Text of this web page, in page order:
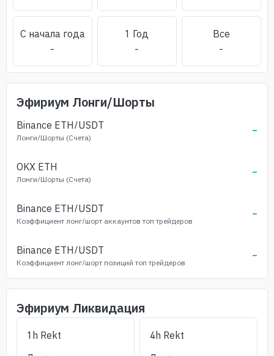
С начала года
-
1 Год
-
Все
-
Эфириум Лонги/Шорты
Binance ETH/USDT
Лонги/Шорты (Счета) -
OKX ETH
Лонги/Шорты (Счета) -
Binance ETH/USDT
Коэффициент лонг/шорт аккаунтов топ трейдеров -
Binance ETH/USDT
Коэффициент лонг/шорт позиций топ трейдеров -
Эфириум Ликвидация
1h Rekt
4h Rekt